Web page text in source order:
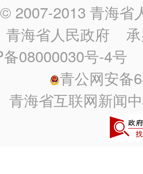
2007-2013 青海省
青海省人民政府 承
08000030号-4号
青公网安备
青海省互联网新闻